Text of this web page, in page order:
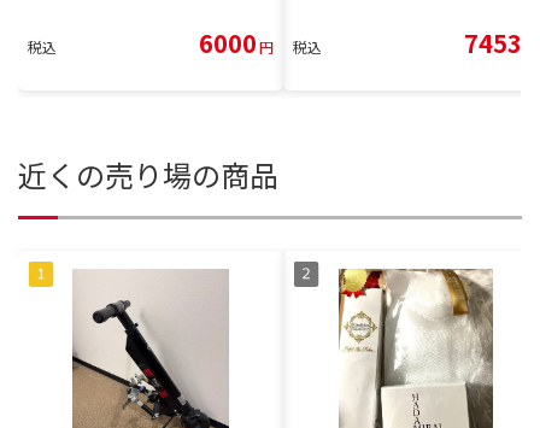
税込 6000円 税込 7453
近くの売り場の商品